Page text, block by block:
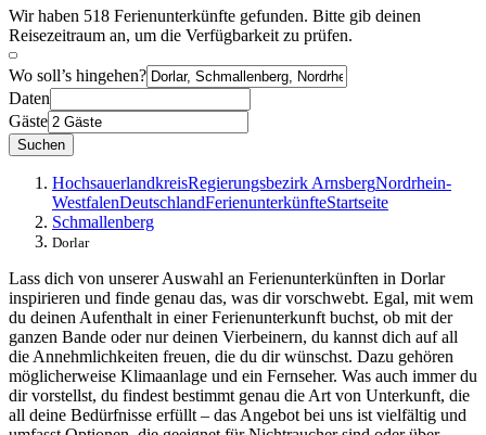
Wir haben 518 Ferienunterkünfte gefunden. Bitte gib deinen
Reisezeitraum an, um die Verfügbarkeit zu prüfen.
Wo soll’s hingehen?
Daten
Gäste
Suchen
HochsauerlandkreisRegierungsbezirk ArnsbergNordrhein-
WestfalenDeutschlandFerienunterkünfteStartseite
Schmallenberg
Dorlar
Lass dich von unserer Auswahl an Ferienunterkünften in Dorlar
inspirieren und finde genau das, was dir vorschwebt. Egal, mit wem
du deinen Aufenthalt in einer Ferienunterkunft buchst, ob mit der
ganzen Bande oder nur deinen Vierbeinern, du kannst dich auf all
die Annehmlichkeiten freuen, die du dir wünschst. Dazu gehören
möglicherweise Klimaanlage und ein Fernseher. Was auch immer du
dir vorstellst, du findest bestimmt genau die Art von Unterkunft, die
all deine Bedürfnisse erfüllt – das Angebot bei uns ist vielfältig und